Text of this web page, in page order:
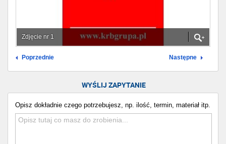
Zdjęcie nr 1
Poprzednie Następne
WYŚLIJ ZAPYTANIE
Opisz dokładnie czego potrzebujesz, np. ilość, termin, materiał itp.